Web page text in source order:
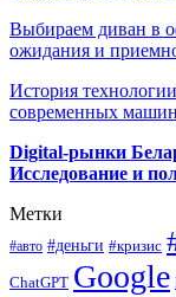
Выбираем диван в
ожидания и
История
современных машин
Digital-рынки
Исследование и
Метки
#авто #деньги #кризис
ChatGPT Google